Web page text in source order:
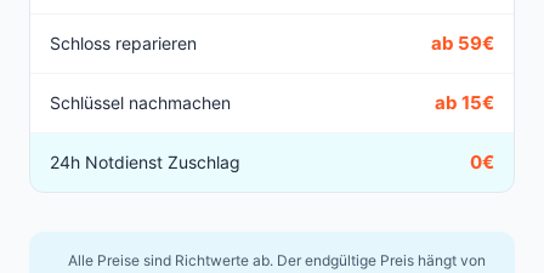
Schloss reparieren ab 59€
Schlüssel nachmachen ab 15€
24h Notdienst Zuschlag 0€
Alle Preise sind Richtwerte ab. Der endgültige Preis hängt von